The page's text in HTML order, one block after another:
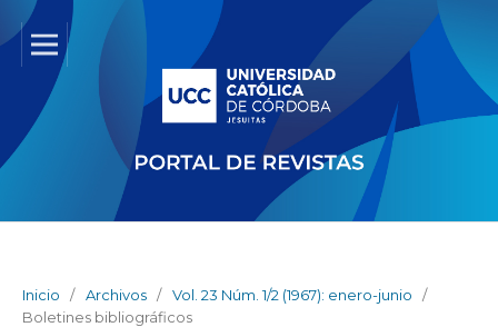
Inicio / Archivos / Vol. 23 Núm. 1/2 (1967): enero-junio
/
Boletines bibliográficos